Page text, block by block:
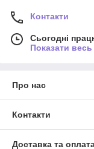
Контакти
Сьогодні
Показати
Про нас
Контакти
Доставка та